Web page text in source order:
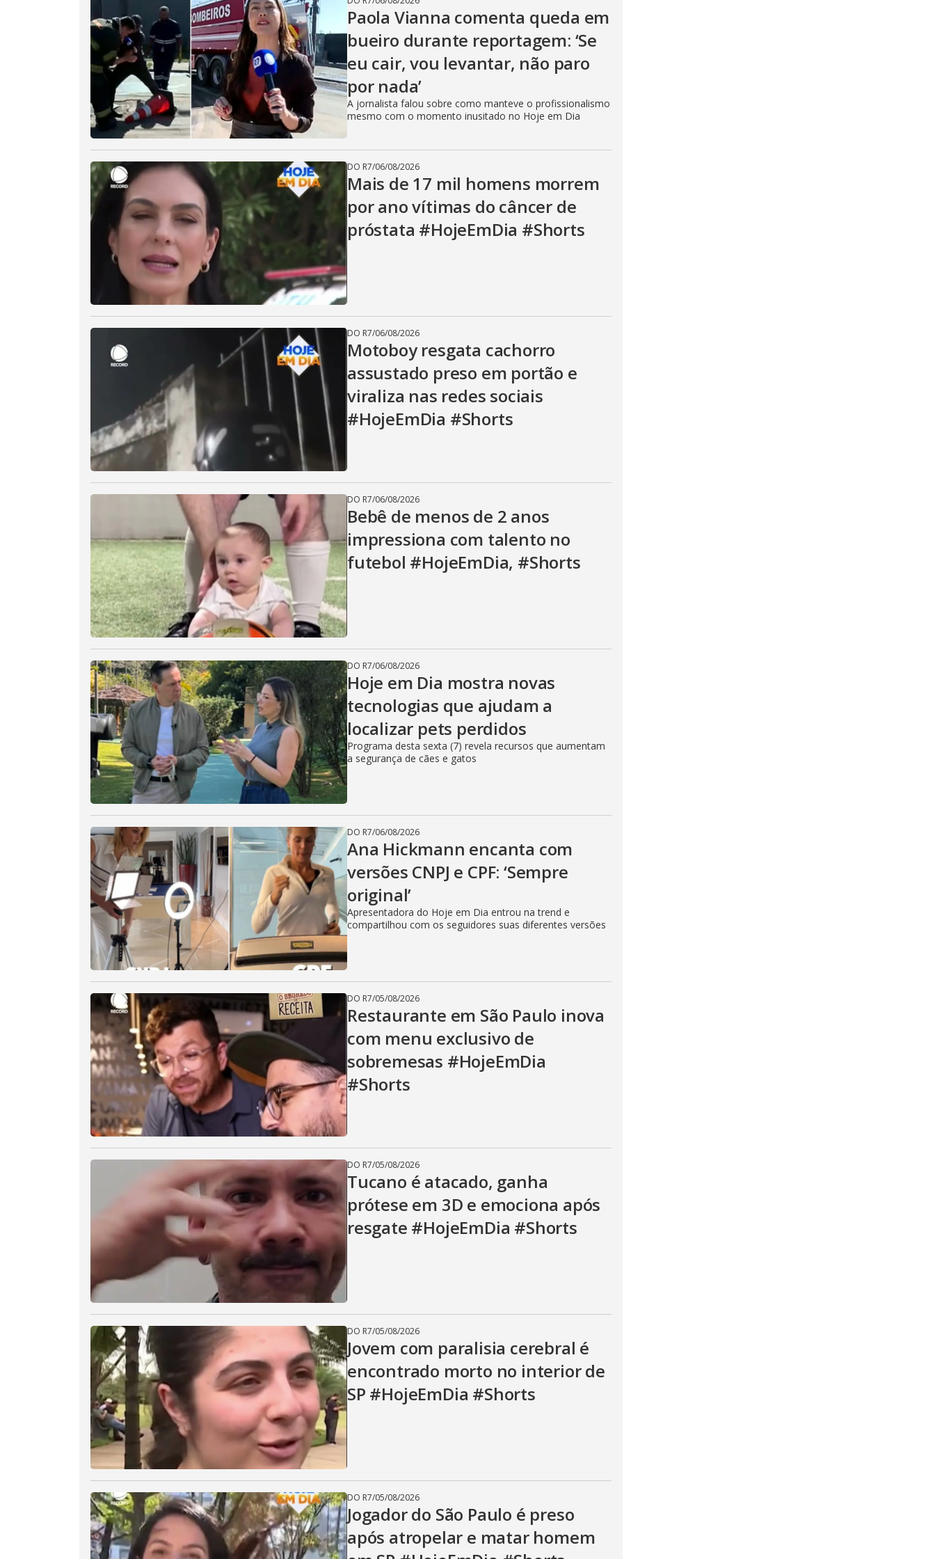
V
i
d
e
o
Paola Vianna comenta queda em
bueiro durante reportagem: ‘Se
eu cair, vou levantar, não paro
por nada’
A jornalista falou sobre como manteve o profissionalismo
mesmo com o momento inusitado no Hoje em Dia
DO R7/06/08/2026
Mais de 17 mil homens morrem
por ano vítimas do câncer de
próstata #HojeEmDia #Shorts
DO R7/06/08/2026
Motoboy resgata cachorro
assustado preso em portão e
viraliza nas redes sociais
#HojeEmDia #Shorts
DO R7/06/08/2026
Bebê de menos de 2 anos
impressiona com talento no
futebol #HojeEmDia, #Shorts
DO R7/06/08/2026
Hoje em Dia mostra novas
tecnologias que ajudam a
localizar pets perdidos
Programa desta sexta (7) revela recursos que aumentam
a segurança de cães e gatos
DO R7/06/08/2026
Ana Hickmann encanta com
versões CNPJ e CPF: ‘Sempre
original’
Apresentadora do Hoje em Dia entrou na trend e
compartilhou com os seguidores suas diferentes versões
DO R7/05/08/2026
Restaurante em São Paulo inova
com menu exclusivo de
sobremesas #HojeEmDia
#Shorts
DO R7/05/08/2026
Tucano é atacado, ganha
prótese em 3D e emociona após
resgate #HojeEmDia #Shorts
DO R7/05/08/2026
Jovem com paralisia cerebral é
encontrado morto no interior de
SP #HojeEmDia #Shorts
DO R7/05/08/2026
Jogador do São Paulo é preso
após atropelar e matar homem